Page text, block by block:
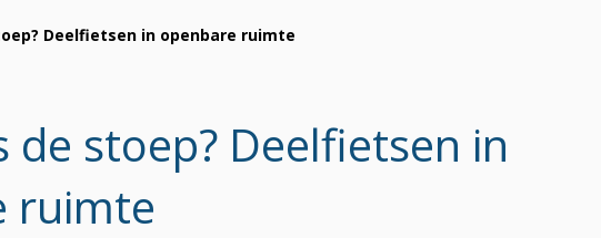
Deelfietsen in openbare ruimte
de stoep? Deelfietsen in
ruimte